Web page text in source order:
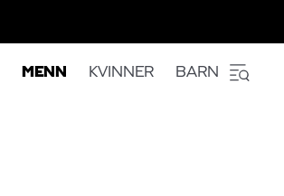
MENN KVINNER BARN